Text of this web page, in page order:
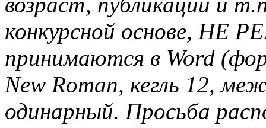
конкурсной основе,
принимаются в Word
New Roman, кегль 12,
одинарный. Просьба